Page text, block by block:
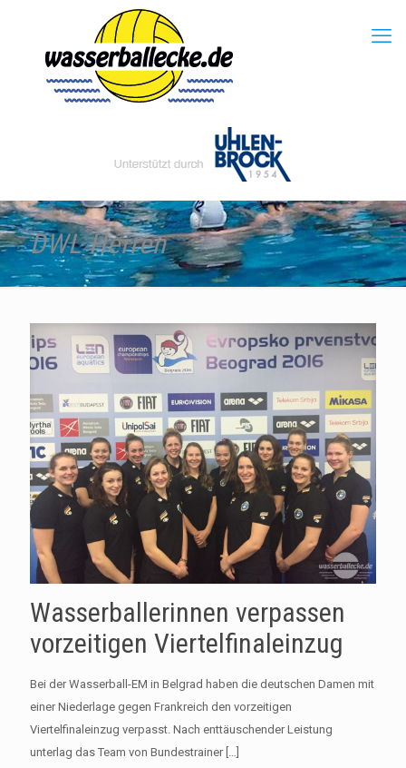
DWL Herren
Wasserballerinnen verpassen
vorzeitigen Viertelfinaleinzug
Bei der Wasserball-EM in Belgrad haben die deutschen Damen mit
einer Niederlage gegen Frankreich den vorzeitigen
Viertelfinaleinzug verpasst. Nach enttäuschender Leistung
unterlag das Team von Bundestrainer[…]